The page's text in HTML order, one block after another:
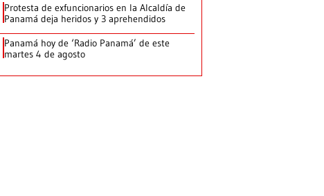
Protesta de exfuncionarios en la Alcaldía de
Panamá deja heridos y 3 aprehendidos
Panamá hoy de ‘Radio Panamá’ de este
martes 4 de agosto